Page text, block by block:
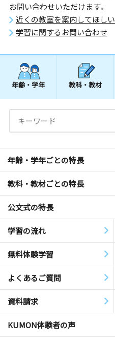
お問い合わせいただけます。
近くの教室を案内してほしい
学習に関するお問い合わせ
年齢・学年 教科・教材
年齢・学年ごとの特長
教科・教材ごとの特長
公文式の特長
学習の流れ
無料体験学習
よくあるご質問
資料請求
KUMON体験者の声